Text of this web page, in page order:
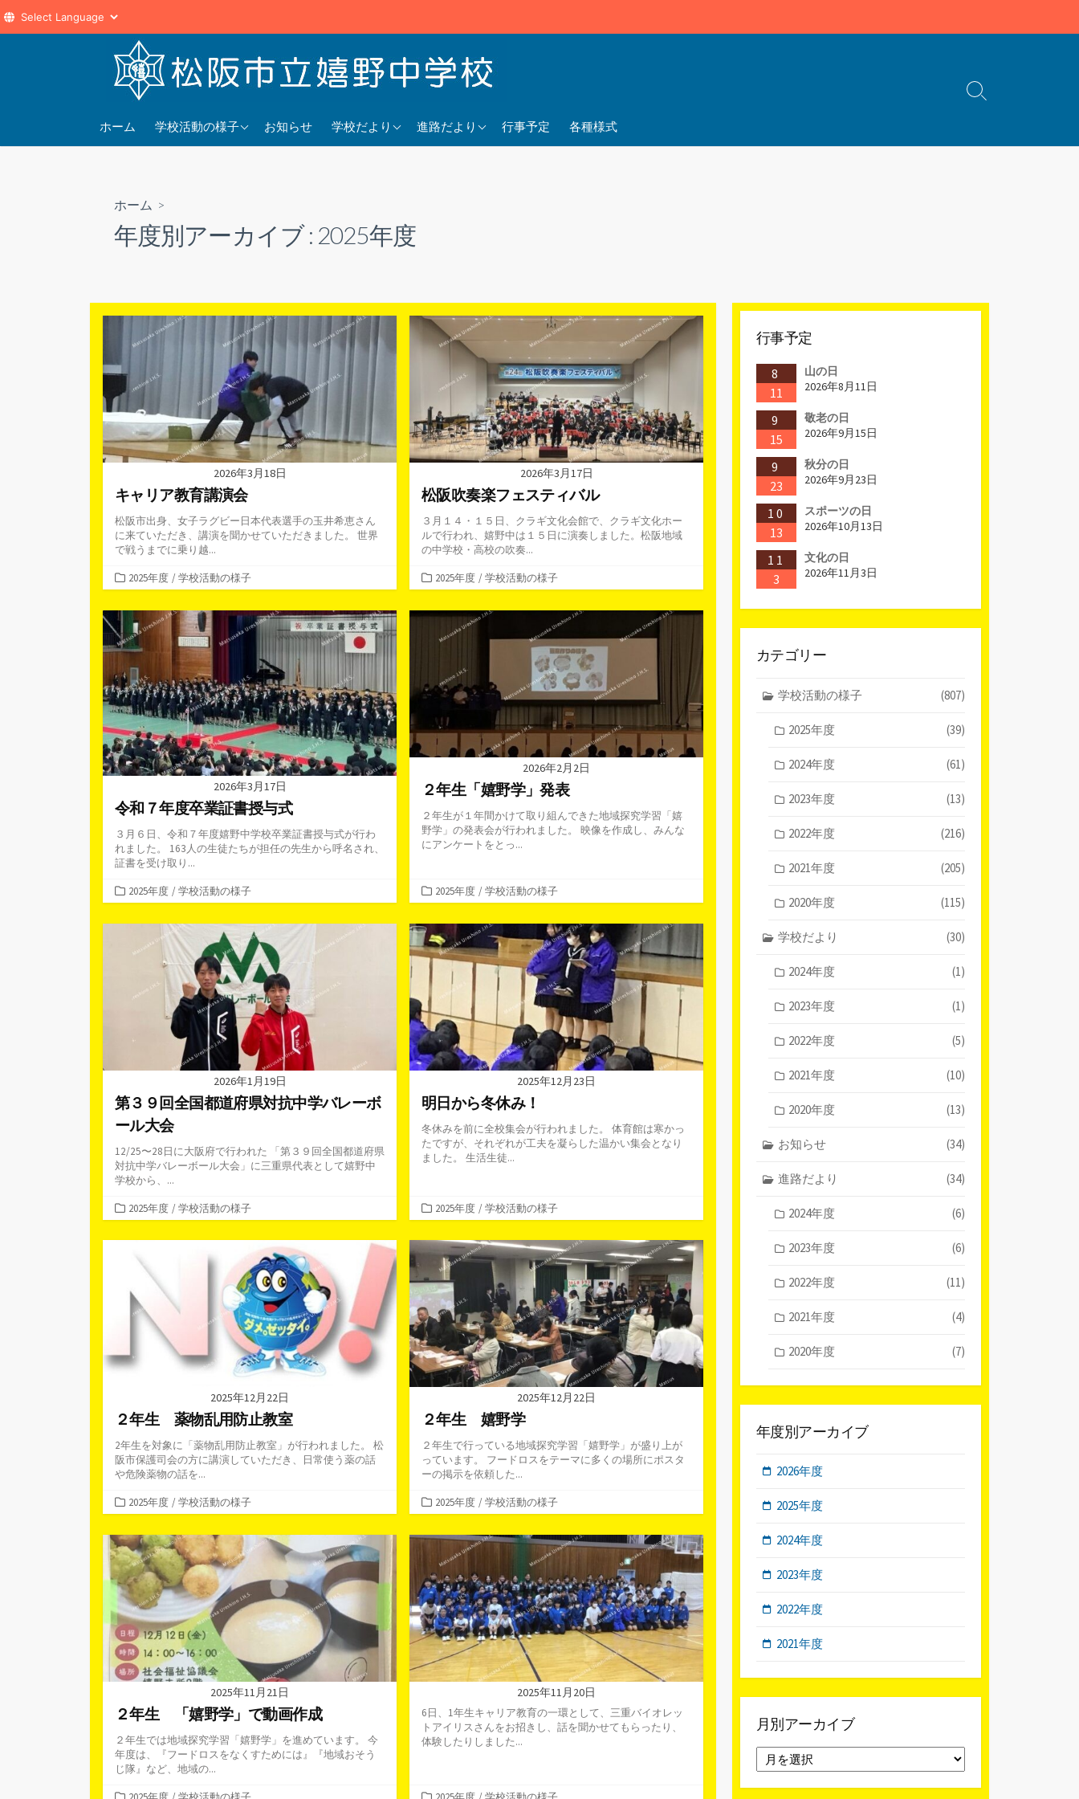
へ
ホーム 学校活動の様子
2025年度
お知らせ 学校だより
2025年度
進路だより
2025年度
行事予定 各種様式
検
り
ホーム >
年度別アーカイブ : 2025年度
2026年3月18日
キャリア教育講演会
松阪市出身、女子ラグビー日本代表選手の玉井希恵さん
に来ていただき、講演を聞かせていただきました。 世界
で戦うまでに乗り越...
カ
テ
ゴ
リ
ー
2025年度 / 学校活動の様子
2026年3月17日
松阪吹奏楽フェスティバル
３月１４・１５日、クラギ文化会館で、クラギ文化ホー
ルで行われ、嬉野中は１５日に演奏しました。松阪地域
の中学校・高校の吹奏...
カ
テ
ゴ
ー
2025年度 / 学校活動の様子
2026年3月17日
令和７年度卒業証書授与式
３月６日、令和７年度嬉野中学校卒業証書授与式が行わ
れました。 163人の生徒たちが担任の先生から呼名され、
証書を受け取り...
カ
テ
ゴ
ー
2025年度 / 学校活動の様子
2026年2月2日
２年生「嬉野学」発表
２年生が１年間かけて取り組んできた地域探究学習「嬉
野学」の発表会が行われました。 映像を作成し、みんな
にアンケートをとっ...
カ
テ
ゴ
リ
ー
2025年度 / 学校活動の様子
2026年1月19日
第３９回全国都道府県対抗中学バレーボ
ール大会
12/25〜28日に大阪府で行われた 「第３９回全国都道府県
対抗中学バレーボール大会」に三重県代表として嬉野中
学校から、...
カ
テ
ゴ
2025年度 / 学校活動の様子
2025年12月23日
明日から冬休み！
冬休みを前に全校集会が行われました。 体育館は寒かっ
たですが、それぞれが工夫を凝らした温かい集会となり
ました。 生活生徒...
カ
テ
ゴ
リ
ー
2025年度 / 学校活動の様子
2025年12月22日
２年生 薬物乱用防止教室
2年生を対象に「薬物乱用防止教室」が行われました。 松
阪市保護司会の方に講演していただき、日常使う薬の話
や危険薬物の話を...
カ
テ
ゴ
リ
ー
2025年度 / 学校活動の様子
2025年12月22日
２年生 嬉野学
２年生で行っている地域探究学習「嬉野学」が盛り上が
っています。 フードロスをテーマに多くの場所にポスタ
ーの掲示を依頼した...
カ
テ
ゴ
ー
2025年度 / 学校活動の様子
2025年11月21日
２年生 「嬉野学」で動画作成
２年生では地域探究学習「嬉野学」を進めています。 今
年度は、『フードロスをなくすためには』『地域おそう
じ隊』など、地域の...
カ
2025年11月20日
6日、1年生キャリア教育の一環として、三重バイオレッ
トアイリスさんをお招きし、話を聞かせてもらったり、
体験したりしました...
カ
行事予定
8
11
山の日
2026年8月11日
9
15
敬老の日
2026年9月15日
9
23
秋分の日
2026年9月23日
10
13
スポーツの日
2026年10月13日
11
3
文化の日
2026年11月3日
カテゴリー
学校活動の様子 (807)
2025年度 (39)
2024年度 (61)
2023年度 (13)
2022年度 (216)
2021年度 (205)
2020年度 (115)
学校だより (30)
2024年度 (1)
2023年度 (1)
2022年度 (5)
2021年度 (10)
2020年度 (13)
お知らせ (34)
進路だより (34)
2024年度 (6)
2023年度 (6)
2022年度 (11)
2021年度 (4)
2020年度 (7)
年度別アーカイブ
2026年度
2025年度
2024年度
2023年度
2022年度
2021年度
月別アーカイブ
別
ア